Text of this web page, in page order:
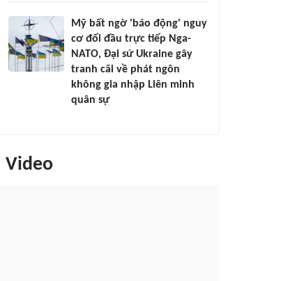
Mỹ bất ngờ 'báo động' nguy
cơ đối đầu trực tiếp Nga-
NATO, Đại sứ Ukraine gây
tranh cãi về phát ngôn
không gia nhập Liên minh
quân sự
Video